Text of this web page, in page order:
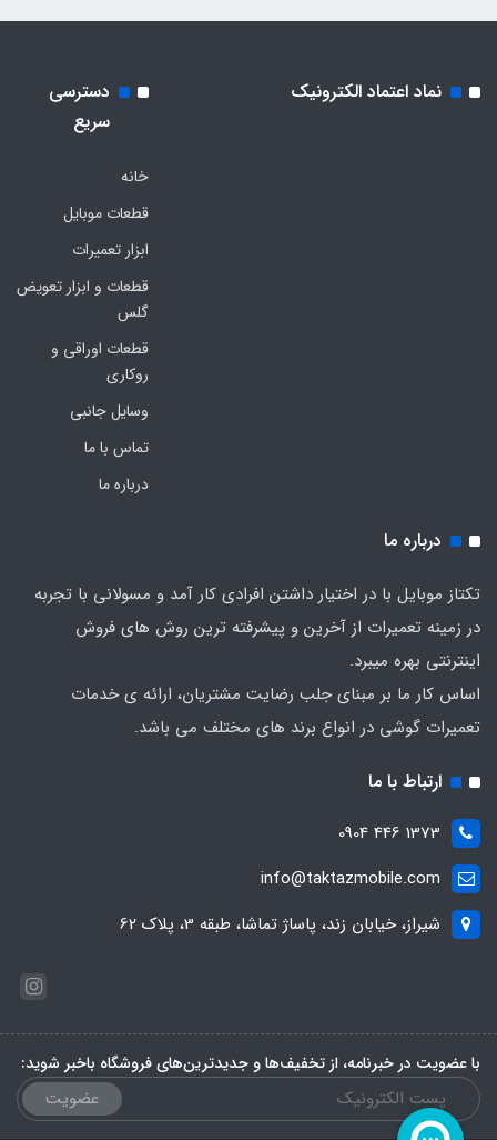
نماد اعتماد الکترونیک
دسترسی
سریع
خانه
قطعات موبایل
ابزار تعمیرات
قطعات و ابزار تعویض
گلس
قطعات اوراقی و
روکاری
وسایل جانبی
تماس با ما
درباره ما
درباره ما
تکتاز موبایل با در اختیار داشتن افرادی کار آمد و مسولانی با تجربه
در زمینه تعمیرات از آخرین و پیشرفته ترین روش های فروش
اینترنتی بهره میبرد.
اساس کار ما بر مبنای جلب رضایت مشتریان، ارائه ی خدمات
تعمیرات گوشی در انواع برند های مختلف می باشد.
ارتباط با ما
1373 446 0904
info@taktazmobile.com
شیراز، خیابان زند، پاساژ تماشا، طبقه 3، پلاک 62
با عضویت در خبرنامه، از تخفیف‌ها و جدیدترین‌های فروشگاه باخبر شوید:
عضویت